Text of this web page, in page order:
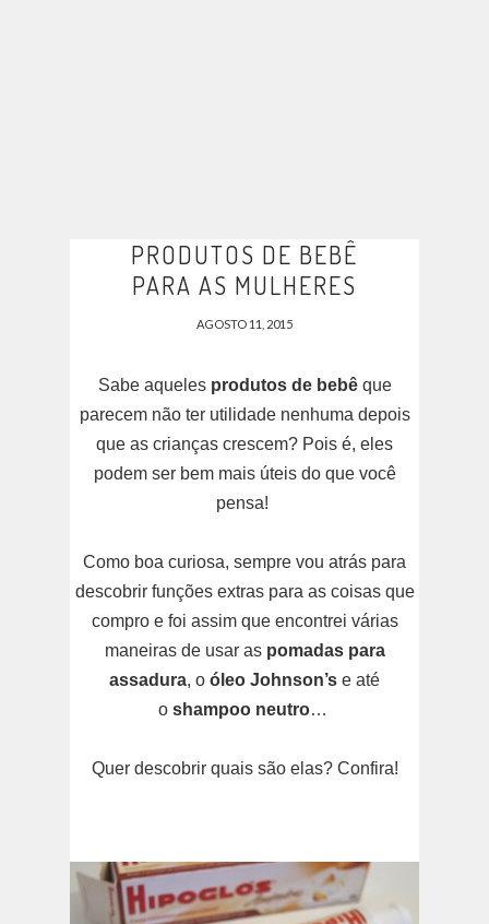
PRODUTOS DE BEBÊ
PARA AS MULHERES
AGOSTO 11, 2015
Sabe aqueles produtos de bebêque
parecem não ter utilidade nenhuma depois
que as crianças crescem? Pois é, eles
podem ser bem mais úteis do que você
pensa!
Como boa curiosa, sempre vou atrás para
descobrir funções extras para as coisas que
compro e foi assim que encontrei várias
maneiras de usar as pomadas para
assadura, o óleo Johnson’s e até
o shampoo neutro…
Quer descobrir quais são elas? Confira!